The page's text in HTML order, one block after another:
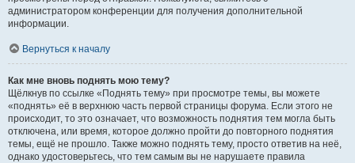
администратором конференции для получения дополнительной
информации.
Вернуться к началу
Как мне вновь поднять мою тему?
Щёлкнув по ссылке «Поднять тему» при просмотре темы, вы можете
«поднять» её в верхнюю часть первой страницы форума. Если этого не
происходит, то это означает, что возможность поднятия тем могла быть
отключена, или время, которое должно пройти до повторного поднятия
темы, ещё не прошло. Также можно поднять тему, просто ответив на неё,
однако удостоверьтесь, что тем самым вы не нарушаете правила